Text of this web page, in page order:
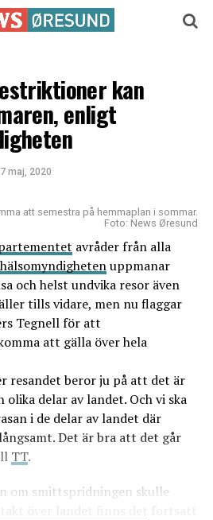
kan
enligt
7 maj, 2020
att semestra på hemmaplan i sommar.
Foto: News Øresund
avråder från alla
uppmanar
och helst undvika resor även
tills vidare, men nu flaggar
Tegnell för att
att gälla över hela
resandet beror ju på att det är
delar av landet. Och vi ska
i de delar av landet där
Det är bra att det går
TT.
om smittspridningen skulle